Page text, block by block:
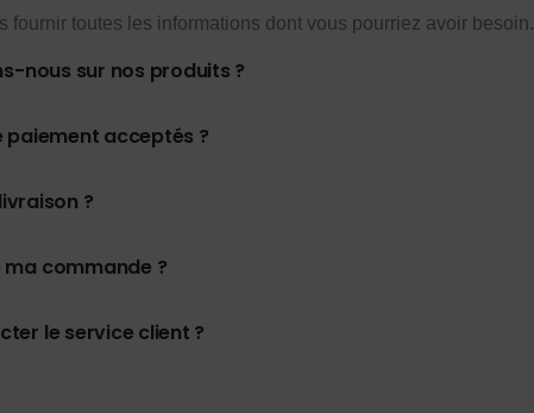
fournir toutes les informations dont vous pourriez avoir besoin.
nous sur nos produits ?
paiement acceptés ?
?
commande ?
le service client ?